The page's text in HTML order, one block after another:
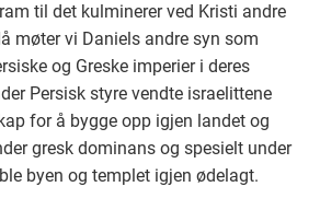
til det kulminerer ved Kristi andre
møter vi Daniels andre syn som
og Greske imperier i deres
Persisk styre vendte israelittene
for å bygge opp igjen landet og
gresk dominans og spesielt under
byen og templet igjen ødelagt.